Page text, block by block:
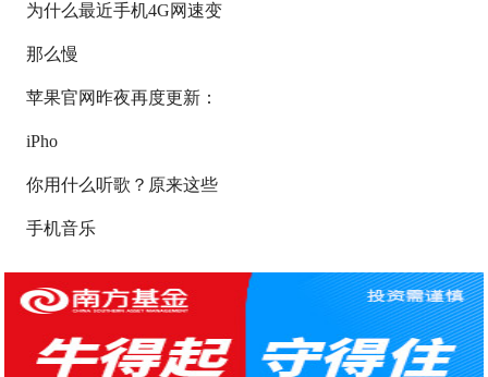
为什么最近手机4G网速变
那么慢
苹果官网昨夜再度更新：
iPho
你用什么听歌？原来这些
手机音乐